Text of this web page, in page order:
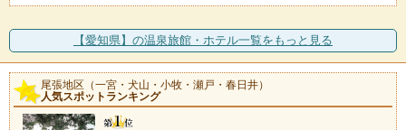
【愛知県】の温泉旅館・ホテル一覧をもっと見る
尾張地区（一宮・犬山・小牧・瀬戸・春日井）
人気スポットランキング